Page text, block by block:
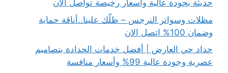
حديثة بجودة عالية وأسعار رخيصة تواصل الأن
مظلات وسواتر النرجس – ظلّك علينا..أناقة حماية
وضمان 100% اتصل الان
حداد حي العارض | أفضل خدمات الحدادة بتصاميم
عصرية وجودة عالية 99% وأسعار منافسة